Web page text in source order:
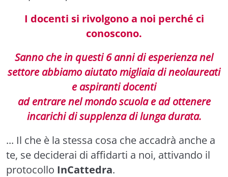
I docenti si rivolgono a noi perché ci
conoscono.
Sanno che in questi 6 anni di esperienza nel
settore abbiamo aiutato migliaia di neolaureati
e aspiranti docenti
ad entrare nel mondo scuola e ad ottenere
incarichi di supplenza di lunga durata.
... Il che è la stessa cosa che accadrà anche a
te, se deciderai di affidarti a noi, attivando il
protocollo InCattedra.